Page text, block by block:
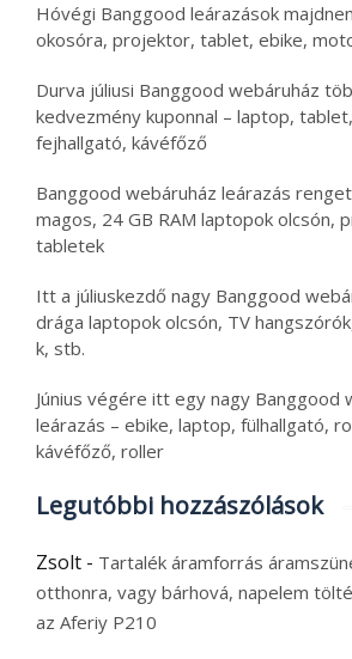
Hóvégi Banggood leárazások
okosóra, projektor, tablet, ebike,
Durva júliusi Banggood webáruház
kedvezmény kuponnal – laptop,
fejhallgató, kávéfőző
Banggood webáruház leárazás
magos, 24 GB RAM laptopok olcsón,
tabletek
Itt a júliuskezdő nagy Banggood
drága laptopok olcsón, TV
k, stb.
Június végére itt egy nagy Banggood
leárazás – ebike, laptop, fülhallgató,
kávéfőző, roller
Legutóbbi hozzászólások
Zsolt - Tartalék áramforrás
otthonra, vagy bárhová, napelem
az Aferiy P210